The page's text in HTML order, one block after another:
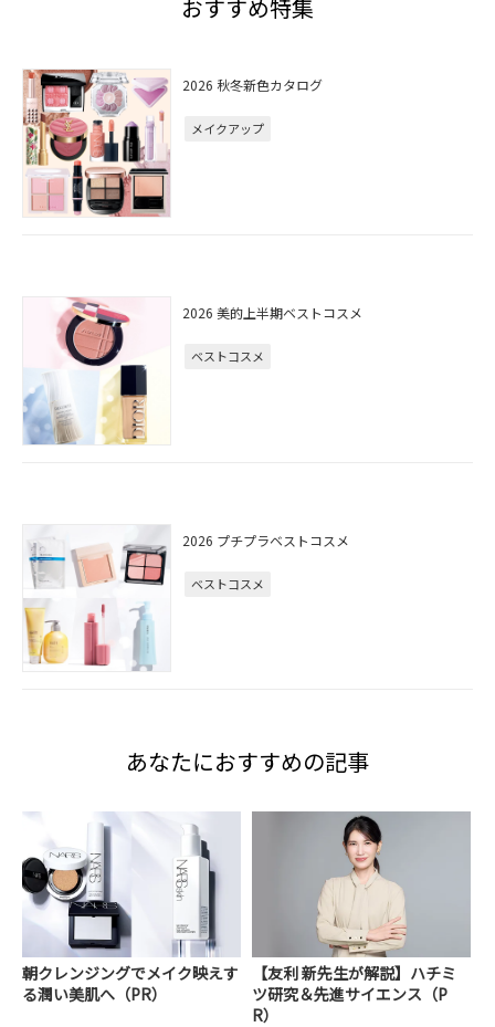
おすすめ特集
2026 秋冬新色カタログ
メイクアップ
2026 美的上半期ベストコスメ
ベストコスメ
2026 プチプラベストコスメ
ベストコスメ
あなたにおすすめの記事
朝クレンジングでメイク映えす
る潤い美肌へ（PR）
【友利 新先生が解説】ハチミ
ツ研究＆先進サイエンス（P
R）